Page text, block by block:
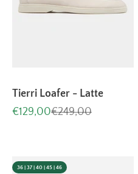
Tierri Loafer - Latte
Aanbiedingsprijs
€129,00Normale prijs
€249,00
36 | 37 | 40 | 45 | 46